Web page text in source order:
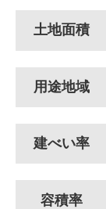
土地面積
用途地域
建べい率
容積率